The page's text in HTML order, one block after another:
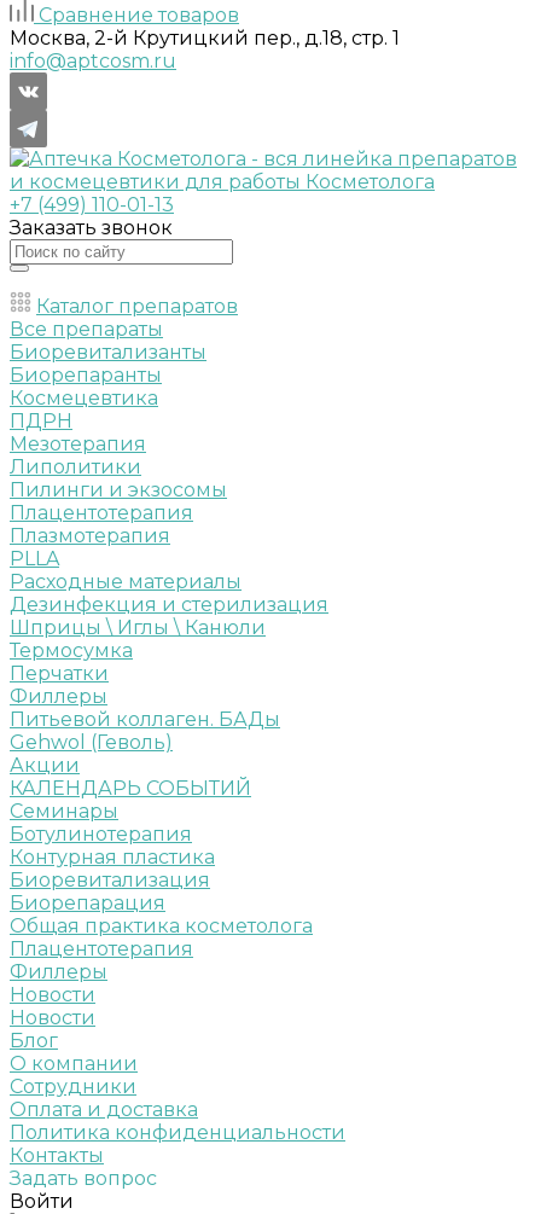
Сравнение товаров
Москва, 2-й Крутицкий пер., д.18, стр. 1
info@aptcosm.ru
+7 (499) 110-01-13
Заказать звонок
Каталог препаратов
Все препараты
Биоревитализанты
Биорепаранты
Космецевтика
ПДРН
Мезотерапия
Липолитики
Пилинги и экзосомы
Плацентотерапия
Плазмотерапия
PLLA
Расходные материалы
Дезинфекция и стерилизация
Шприцы \ Иглы \ Канюли
Термосумка
Перчатки
Филлеры
Питьевой коллаген. БАДы
Gehwol (Геволь)
Акции
КАЛЕНДАРЬ СОБЫТИЙ
Семинары
Ботулинотерапия
Контурная пластика
Биоревитализация
Биорепарация
Общая практика косметолога
Плацентотерапия
Филлеры
Новости
Новости
Блог
О компании
Сотрудники
Оплата и доставка
Политика конфиденциальности
Контакты
Задать вопрос
Войти